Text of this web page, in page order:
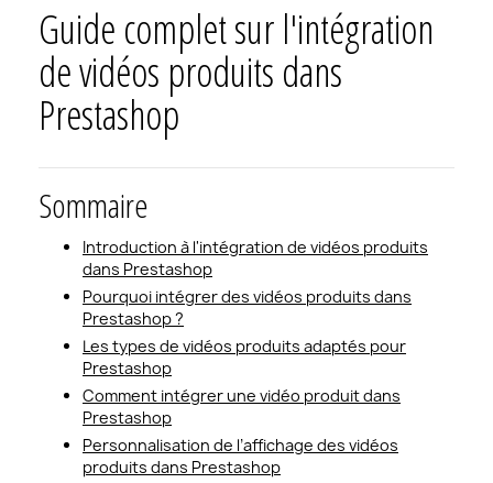
Guide complet sur l'intégration
de vidéos produits dans
Prestashop
Sommaire
Introduction à l'intégration de vidéos produits
dans Prestashop
Pourquoi intégrer des vidéos produits dans
Prestashop ?
Les types de vidéos produits adaptés pour
Prestashop
Comment intégrer une vidéo produit dans
Prestashop
Personnalisation de l’affichage des vidéos
produits dans Prestashop